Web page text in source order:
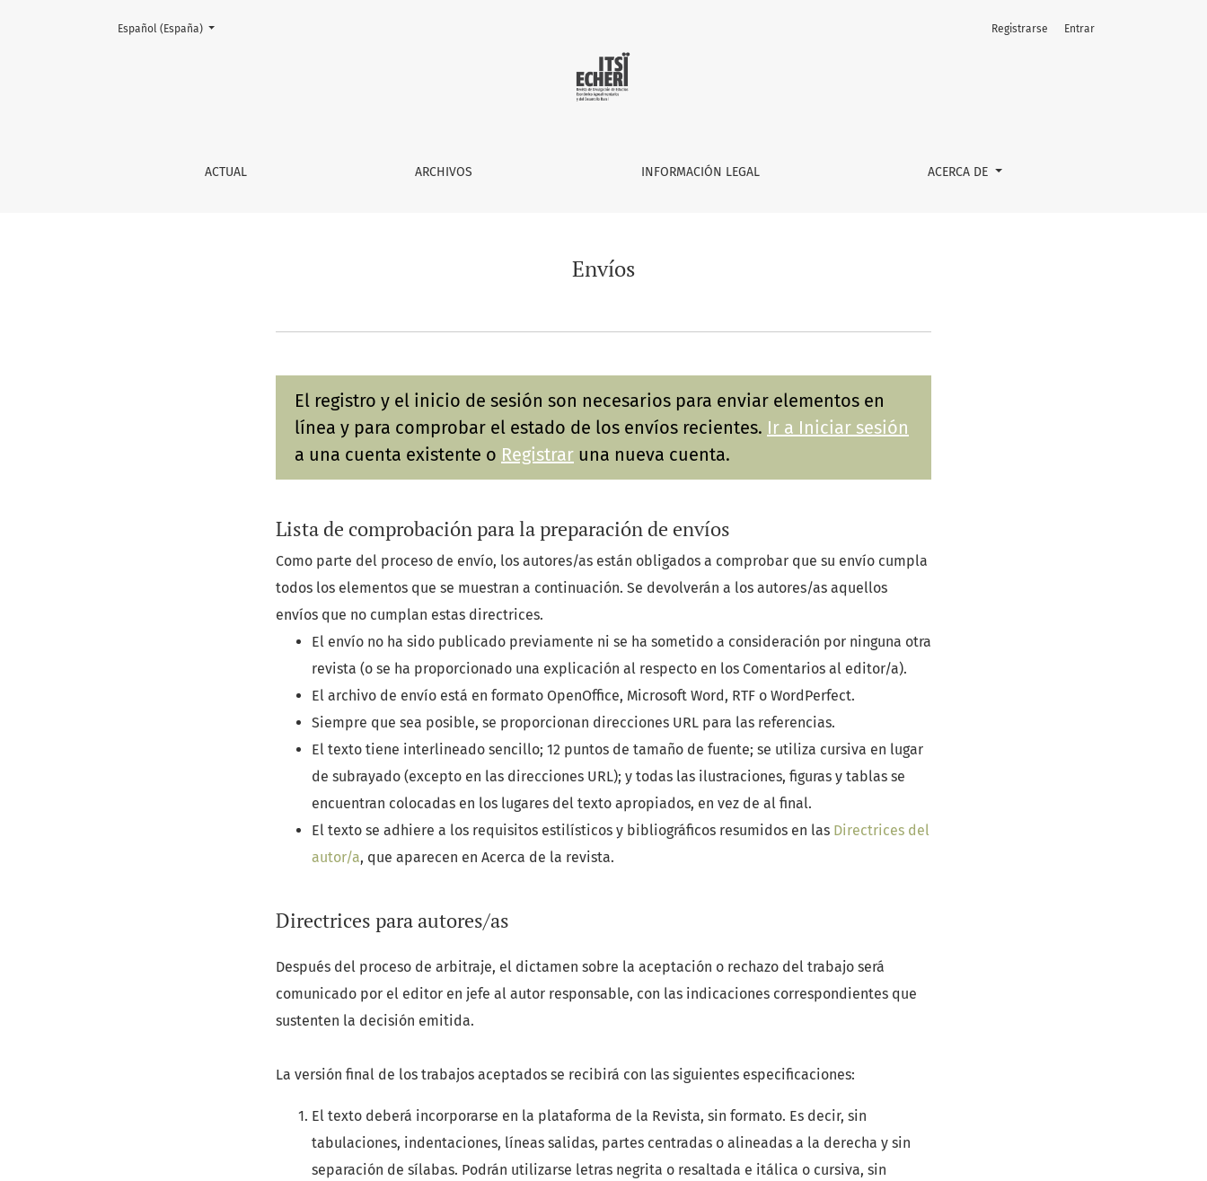
Envíos
ACTUAL ARCHIVOS INFORMACIÓN LEGAL ACERCA DE
Registrarse Entrar
Cambiar el idioma. El actual es:
Español (España)
Envíos
El registro y el inicio de sesión son necesarios para enviar elementos en
línea y para comprobar el estado de los envíos recientes. Ir a Iniciar sesión
a una cuenta existente o Registrar una nueva cuenta.
Lista de comprobación para la preparación de envíos
Como parte del proceso de envío, los autores/as están obligados a comprobar que su envío cumpla
todos los elementos que se muestran a continuación. Se devolverán a los autores/as aquellos
envíos que no cumplan estas directrices.
El envío no ha sido publicado previamente ni se ha sometido a consideración por ninguna otra
revista (o se ha proporcionado una explicación al respecto en los Comentarios al editor/a).
El archivo de envío está en formato OpenOffice, Microsoft Word, RTF o WordPerfect.
Siempre que sea posible, se proporcionan direcciones URL para las referencias.
El texto tiene interlineado sencillo; 12 puntos de tamaño de fuente; se utiliza cursiva en lugar
de subrayado (excepto en las direcciones URL); y todas las ilustraciones, figuras y tablas se
encuentran colocadas en los lugares del texto apropiados, en vez de al final.
El texto se adhiere a los requisitos estilísticos y bibliográficos resumidos en las Directrices del
autor/a, que aparecen en Acerca de la revista.
Directrices para autores/as
Después del proceso de arbitraje, el dictamen sobre la aceptación o rechazo del trabajo será
comunicado por el editor en jefe al autor responsable, con las indicaciones correspondientes que
sustenten la decisión emitida.
La versión final de los trabajos aceptados se recibirá con las siguientes especificaciones:
El texto deberá incorporarse en la plataforma de la Revista, sin formato. Es decir, sin
tabulaciones, indentaciones, líneas salidas, partes centradas o alineadas a la derecha y sin
separación de sílabas. Podrán utilizarse letras negrita o resaltada e itálica o cursiva, sin